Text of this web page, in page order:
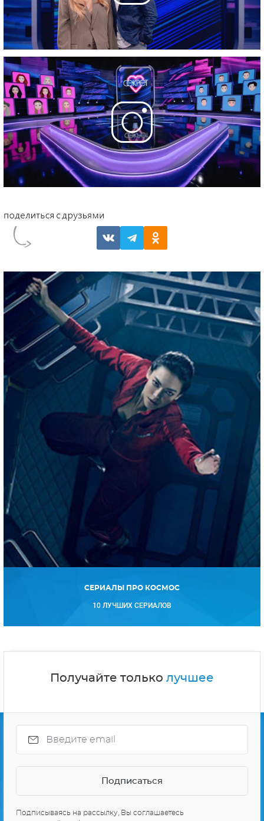
СЕРИАЛЫ ПРО КОСМОС
10 ЛУЧШИХ СЕРИАЛОВ
Получайте только лучшее
Подписываясь на рассылку, Вы соглашаетесь